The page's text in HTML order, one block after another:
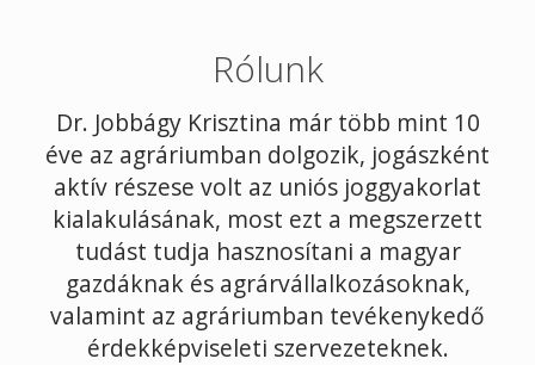
Rólunk
Dr. Jobbágy Krisztina már több mint 10
éve az agráriumban dolgozik, jogászként
aktív részese volt az uniós joggyakorlat
kialakulásának, most ezt a megszerzett
tudást tudja hasznosítani a magyar
gazdáknak és agrárvállalkozásoknak,
valamint az agráriumban tevékenykedő
érdekképviseleti szervezeteknek.